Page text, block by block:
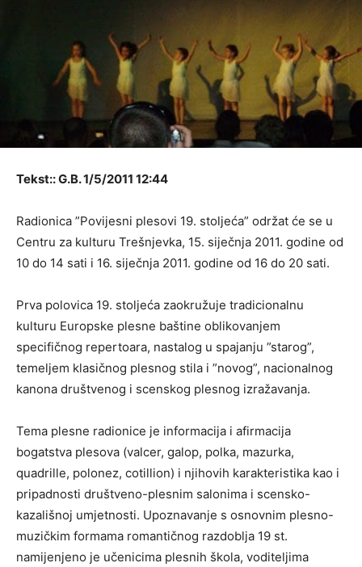
Tekst:: G.B. 1/5/2011 12:44
Radionica ”Povijesni plesovi 19. stoljeća” održat će se u
Centru za kulturu Trešnjevka, 15. siječnja 2011. godine od
10 do 14 sati i 16. siječnja 2011. godine od 16 do 20 sati.
Prva polovica 19. stoljeća zaokružuje tradicionalnu
kulturu Europske plesne baštine oblikovanjem
specifičnog repertoara, nastalog u spajanju ”starog”,
temeljem klasičnog plesnog stila i ”novog”, nacionalnog
kanona društvenog i scenskog plesnog izražavanja.
Tema plesne radionice je informacija i afirmacija
bogatstva plesova (valcer, galop, polka, mazurka,
quadrille, polonez, cotillion) i njihovih karakteristika kao i
pripadnosti društveno-plesnim salonima i scensko-
kazališnoj umjetnosti. Upoznavanje s osnovnim plesno-
muzičkim formama romantičnog razdoblja 19 st.
namijenjeno je učenicima plesnih škola, voditeljima